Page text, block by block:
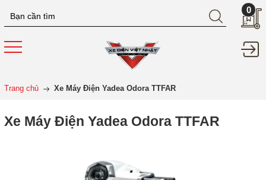
0
Trang chủ Xe Máy Điện Yadea Odora TTFAR
Xe Máy Điện Yadea Odora TTFAR